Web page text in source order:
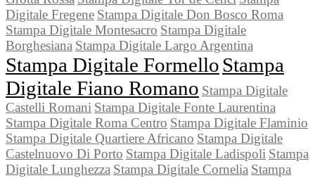
Digitale Fregene Stampa Digitale Don Bosco Roma
Stampa Digitale Montesacro Stampa Digitale
Borghesiana Stampa Digitale Largo Argentina
Stampa Digitale Formello Stampa
Digitale Fiano Romano Stampa Digitale
Castelli Romani Stampa Digitale Fonte Laurentina
Stampa Digitale Roma Centro Stampa Digitale Flaminio
Stampa Digitale Quartiere Africano Stampa Digitale
Castelnuovo Di Porto Stampa Digitale Ladispoli Stampa
Digitale Lunghezza Stampa Digitale Cornelia Stampa